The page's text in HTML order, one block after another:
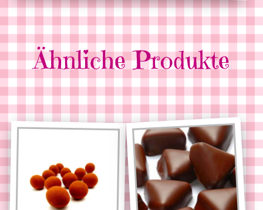
Ähnliche Produkte